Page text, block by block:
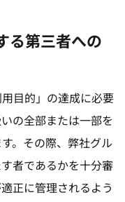
る第三者への
目的」の達成に必要
の全部または一部を
。その際、弊社グル
者であるかを十分審
正に管理されるよう